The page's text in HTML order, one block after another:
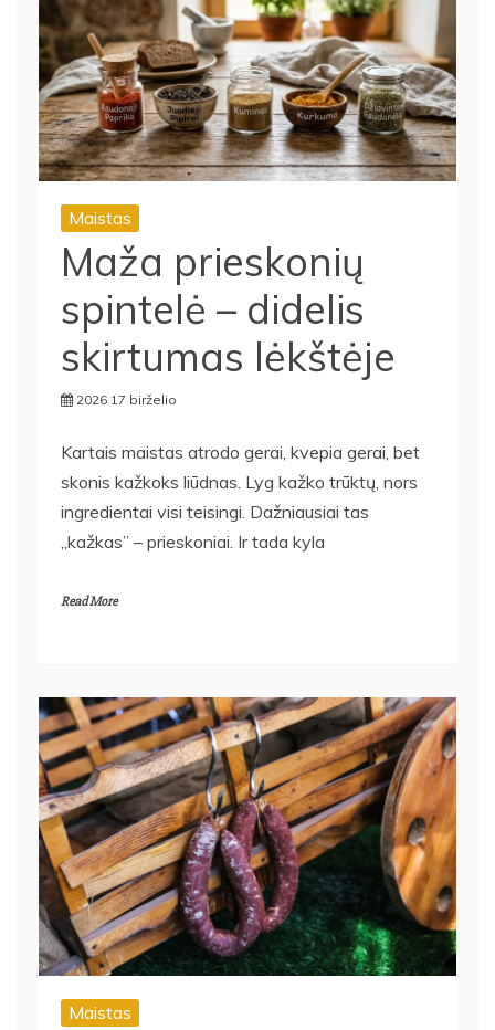
Maistas
Maža prieskonių
spintelė – didelis
skirtumas lėkštėje
2026 17 birželio
Kartais maistas atrodo gerai, kvepia gerai, bet
skonis kažkoks liūdnas. Lyg kažko trūktų, nors
ingredientai visi teisingi. Dažniausiai tas
„kažkas” – prieskoniai. Ir tada kyla
Read More
Maistas